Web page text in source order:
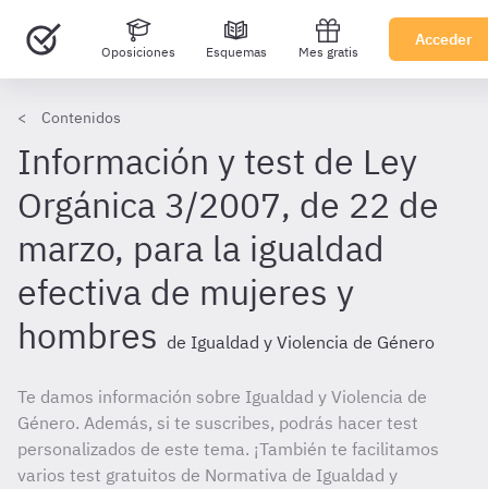
Oposiciones Esquemas Mes gratis
Acceder
Contenidos
Información y test de Ley
Orgánica 3/2007, de 22 de
marzo, para la igualdad
efectiva de mujeres y
hombres de Igualdad y Violencia de Género
Te damos información sobre Igualdad y Violencia de
Género. Además, si te suscribes, podrás hacer test
personalizados de este tema. ¡También te facilitamos
varios test gratuitos de Normativa de Igualdad y